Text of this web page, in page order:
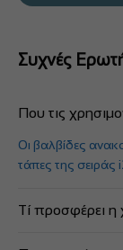
Συχνές
Που τις
Οι βαλβίδες
τάπες της
Τί προσφέρει η